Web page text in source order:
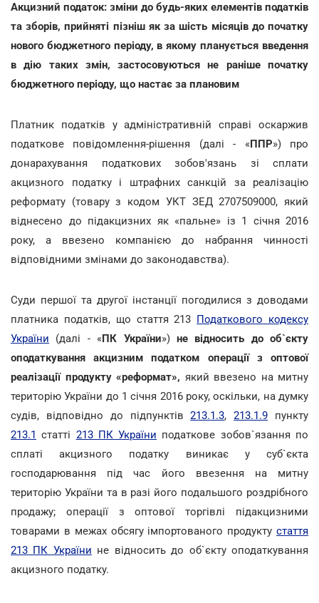
Акцизний податок: зміни до будь-яких елементів податків
та зборів, прийняті пізніш як за шість місяців до початку
нового бюджетного періоду, в якому планується введення
в дію таких змін, застосовуються не раніше початку
бюджетного періоду, що настає за плановим
Платник податків у адміністративній справі оскаржив
податкове повідомлення-рішення (далі - «ППР») про
донарахування податкових зобов'язань зі сплати
акцизного податку і штрафних санкцій за реалізацію
реформату (товару з кодом УКТ ЗЕД 2707509000, який
віднесено до підакцизних як «пальне» із 1 січня 2016
року, а ввезено компанією до набрання чинності
відповідними змінами до законодавства).
Суди першої та другої інстанції погодилися з доводами
платника податків, що стаття 213 Податкового кодексу
України (далі - «ПК України») не відносить до об`єкту
оподаткування акцизним податком операції з оптової
реалізації продукту «реформат», який ввезено на митну
територію України до 1 січня 2016 року, оскільки, на думку
судів, відповідно до підпунктів213.1.3,213.1.9 пункту
213.1 статті 213 ПК України податкове зобов`язання по
сплаті акцизного податку виникає у суб`єкта
господарювання під час його ввезення на митну
територію України та в разі його подальшого роздрібного
продажу; операції з оптової торгівлі підакцизними
товарами в межах обсягу імпортованого продукту стаття
213 ПК України не відносить до об`єкту оподаткування
акцизного податку.